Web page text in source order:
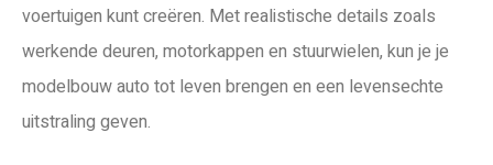
voertuigen kunt creëren. Met realistische details zoals
werkende deuren, motorkappen en stuurwielen, kun je je
modelbouw auto tot leven brengen en een levensechte
uitstraling geven.